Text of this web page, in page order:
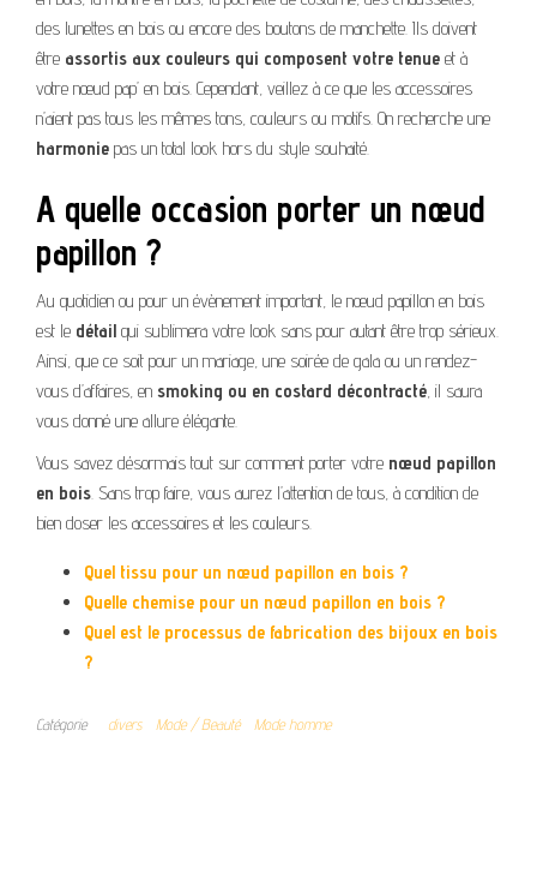
des lunettes en bois ou encore des boutons de manchette. Ils doivent
être assortis aux couleurs qui composent votre tenue et à
votre nœud pap’ en bois. Cependant, veillez à ce que les accessoires
n’aient pas tous les mêmes tons, couleurs ou motifs. On recherche une
harmonie pas un total look hors du style souhaité.
A quelle occasion porter un nœud
papillon ?
Au quotidien ou pour un évènement important, le nœud papillon en bois
est le détail qui sublimera votre look sans pour autant être trop sérieux.
Ainsi, que ce soit pour un mariage, une soirée de gala ou un rendez-
vous d’affaires, en smoking ou en costard décontracté , il saura
vous donné une allure élégante.
Vous savez désormais tout sur comment porter votre nœud papillon
en bois . Sans trop faire, vous aurez l’attention de tous, à condition de
bien doser les accessoires et les couleurs.
Quel tissu pour un nœud papillon en bois ?
Quelle chemise pour un nœud papillon en bois ?
Quel est le processus de fabrication des bijoux en bois
?
Catégorie divers Mode / Beauté Mode homme